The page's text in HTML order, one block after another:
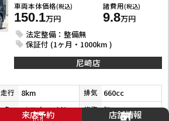
車両本体価格(税込)
150.1万円
諸費用(税込)
9.8万円
法定整備：整備無
保証付 (1ヶ月・1000km )
尼崎店
走行 8km 排気 660cc
色 メテオロイドグレーメタリック 修復 無
来店予約 店舗情報